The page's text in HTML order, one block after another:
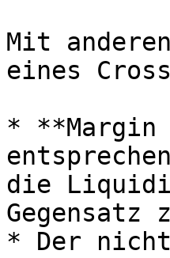
Mit
eines
* **Margin
die
Gegensatz
* Der